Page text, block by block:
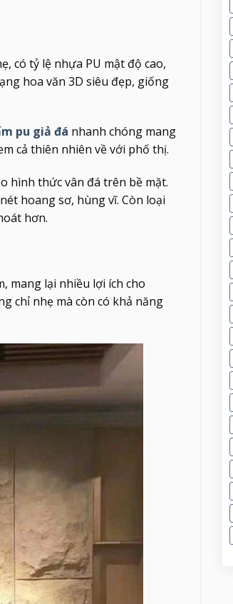
có tỷ lệ nhựa PU mật độ cao,
hoa văn 3D siêu đẹp, giống
pu giả đá nhanh chóng mang
cả thiên nhiên về với phố thị.
hình thức vân đá trên bề mặt.
hoang sơ, hùng vĩ. Còn loại
hơn.
mang lại nhiều lợi ích cho
chỉ nhẹ mà còn có khả năng